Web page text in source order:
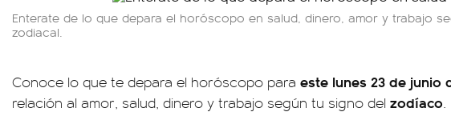
Enterate de lo que depara el horóscopo en salud, dinero, amor y trabajo
zodiacal.
Conoce lo que te depara el horóscopo para este lunes 23 de junio
relación al amor, salud, dinero y trabajo según tu signo del zodíaco.